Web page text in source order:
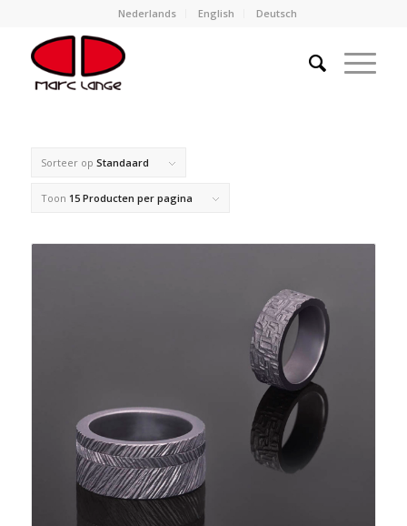
Nederlands English Deutsch
Sorteer op Standaard
Toon 15 Producten per pagina